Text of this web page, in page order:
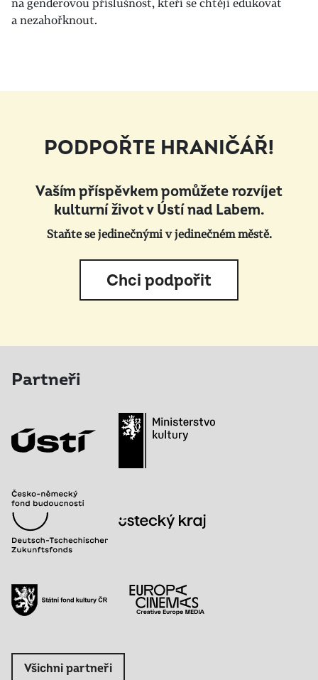
a nezahořknout.
PODPOŘTE HRANIČÁŘ!
Vaším příspěvkem pomůžete rozvíjet
kulturní život v Ústí nad Labem.
Staňte se jedinečnými v jedinečném městě.
Chci podpořit
Partneři
Všichni partneři